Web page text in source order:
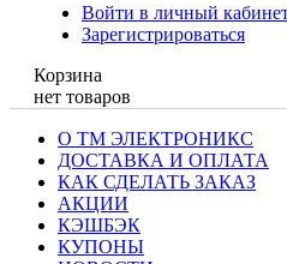
Войти в личный
Зарегистрироваться
Корзина
нет товаров
О ТМ ЭЛЕКТРОНИКС
ДОСТАВКА И ОПЛАТА
КАК СДЕЛАТЬ ЗАКАЗ
АКЦИИ
КЭШБЭК
КУПОНЫ